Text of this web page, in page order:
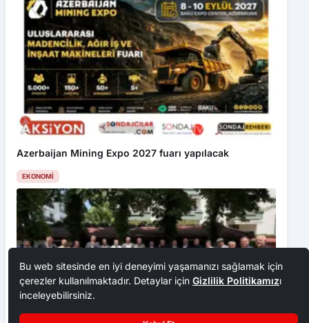
Azerbaijan Mining Expo 2027 fuarı yapılacak
EKONOMI
Bu web sitesinde en iyi deneyimi yaşamanızı sağlamak için
çerezler kullanılmaktadır. Detaylar için Gizlilik Politikamızı
inceleyebilirsiniz.